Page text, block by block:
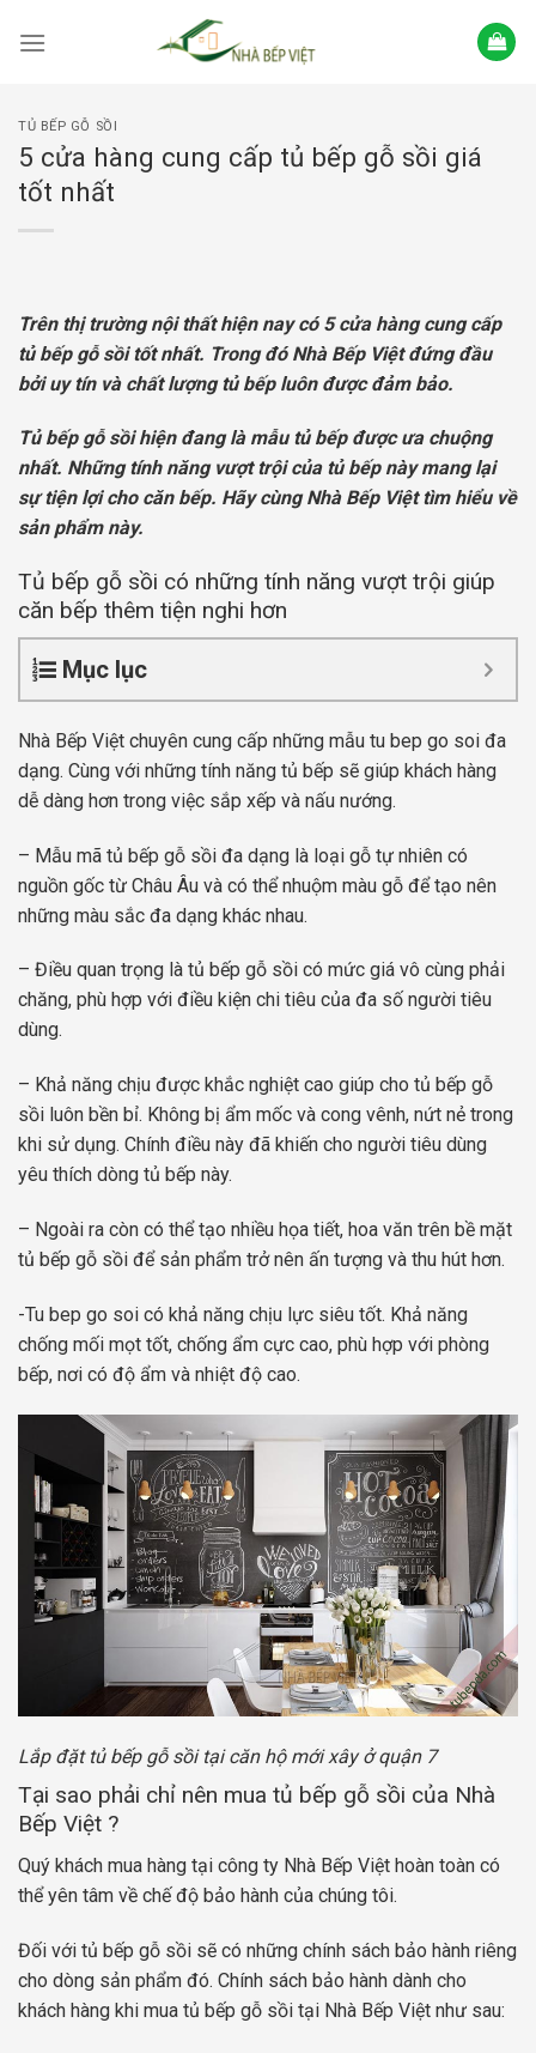
TỦ BẾP GỖ SỒI
5 cửa hàng cung cấp tủ bếp gỗ sồi giá
tốt nhất
Trên thị trường nội thất hiện nay có 5 cửa hàng cung cấp
tủ bếp gỗ sồi tốt nhất. Trong đó Nhà Bếp Việt đứng đầu
bởi uy tín và chất lượng tủ bếp luôn được đảm bảo.
Tủ bếp gỗ sồi hiện đang là mẫu tủ bếp được ưa chuộng
nhất. Những tính năng vượt trội của tủ bếp này mang lại
sự tiện lợi cho căn bếp. Hãy cùng Nhà Bếp Việt tìm hiểu về
sản phẩm này.
Tủ bếp gỗ sồi có những tính năng vượt trội giúp
căn bếp thêm tiện nghi hơn
Mục lục
Nhà Bếp Việt chuyên cung cấp những mẫu tu bep go soi đa
dạng. Cùng với những tính năng tủ bếp sẽ giúp khách hàng
dễ dàng hơn trong việc sắp xếp và nấu nướng.
– Mẫu mã tủ bếp gỗ sồi đa dạng là loại gỗ tự nhiên có
nguồn gốc từ Châu Âu và có thể nhuộm màu gỗ để tạo nên
những màu sắc đa dạng khác nhau.
– Điều quan trọng là tủ bếp gỗ sồi có mức giá vô cùng phải
chăng, phù hợp với điều kiện chi tiêu của đa số người tiêu
dùng.
– Khả năng chịu được khắc nghiệt cao giúp cho tủ bếp gỗ
sồi luôn bền bỉ. Không bị ẩm mốc và cong vênh, nứt nẻ trong
khi sử dụng. Chính điều này đã khiến cho người tiêu dùng
yêu thích dòng tủ bếp này.
– Ngoài ra còn có thể tạo nhiều họa tiết, hoa văn trên bề mặt
tủ bếp gỗ sồi để sản phẩm trở nên ấn tượng và thu hút hơn.
-Tu bep go soi có khả năng chịu lực siêu tốt. Khả năng
chống mối mọt tốt, chống ẩm cực cao, phù hợp với phòng
bếp, nơi có độ ẩm và nhiệt độ cao.
Lắp đặt tủ bếp gỗ sồi tại căn hộ mới xây ở quận 7
Tại sao phải chỉ nên mua tủ bếp gỗ sồi của Nhà
Bếp Việt ?
Quý khách mua hàng tại công ty Nhà Bếp Việt hoàn toàn có
thể yên tâm về chế độ bảo hành của chúng tôi.
Đối với tủ bếp gỗ sồi sẽ có những chính sách bảo hành riêng
cho dòng sản phẩm đó. Chính sách bảo hành dành cho
khách hàng khi mua tủ bếp gỗ sồi tại Nhà Bếp Việt như sau: